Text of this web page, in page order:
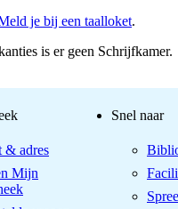
je bij een taalloket.
is er geen Schrijfkamer.
& adres
Mijn
Snel naar